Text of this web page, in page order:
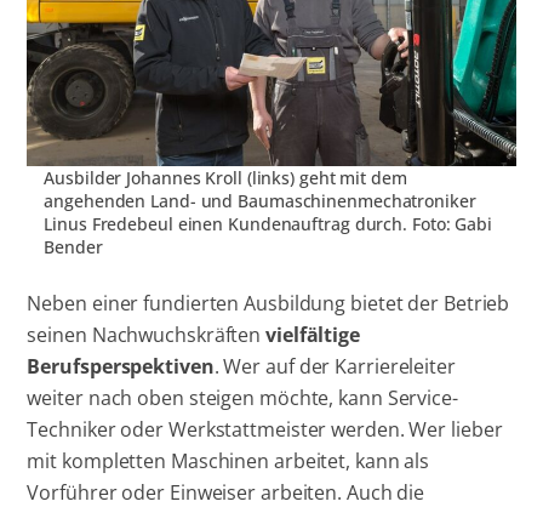
Ausbilder Johannes Kroll (links) geht mit dem
angehenden Land- und Baumaschinenmechatroniker
Linus Fredebeul einen Kundenauftrag durch. Foto: Gabi
Bender
Neben einer fundierten Ausbildung bietet der Betrieb
seinen Nachwuchskräftenvielfältige
Berufsperspektiven. Wer auf der Karriereleiter
weiter nach oben steigen möchte, kann Service-
Techniker oder Werkstattmeister werden. Wer lieber
mit kompletten Maschinen arbeitet, kann als
Vorführer oder Einweiser arbeiten. Auch die